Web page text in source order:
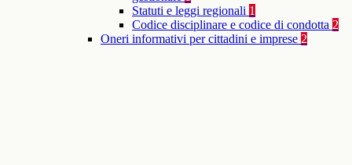
Statuti e leggi regionali 1
Codice disciplinare e codice di condotta 2
Oneri informativi per cittadini e imprese 2